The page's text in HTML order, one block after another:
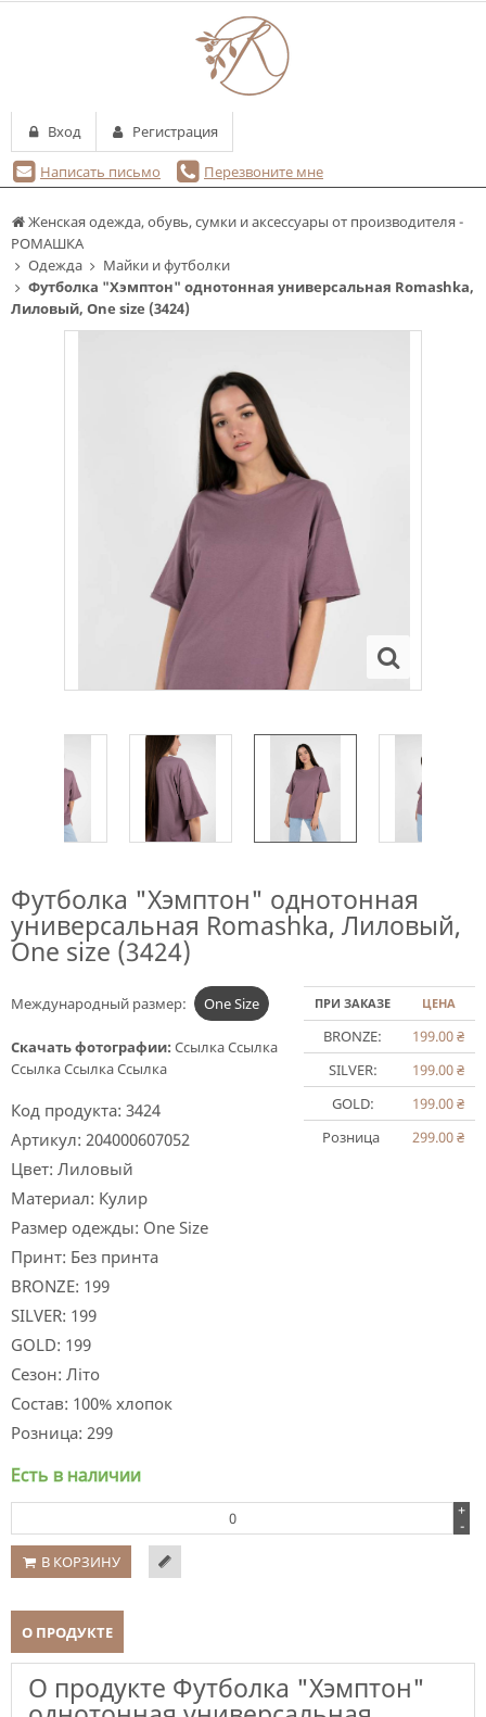
Женская одежда, обувь, сумки и аксессуары от производителя -
РОМАШКА
Одежда
Майки и футболки
Футболка "Хэмптон" однотонная универсальная Romashka,
Лиловый, One size (3424)
Футболка "Хэмптон" однотонная
универсальная Romashka, Лиловый,
One size (3424)
ПРИ ЗАКАЗЕ ЦЕНА
BRONZE: 199.00₴
SILVER:
199.00₴
GOLD:
199.00₴
Розница
299.00₴
Международный размер: One Size
Скачать фотографии: СсылкаСсылка
СсылкаСсылкаСсылка
Код продукта: 3424
Артикул: 204000607052
Цвет: Лиловый
Материал: Кулир
Размер одежды: One Size
Принт: Без принта
BRONZE: 199
SILVER: 199
GOLD: 199
Сезон: Літо
Состав: 100% хлопок
Розница: 299
Есть в наличии
+
-
В КОРЗИНУ
О ПРОДУКТЕ
О продукте Футболка "Хэмптон"
Написать письмо Перезвоните мне
Вход Регистрация